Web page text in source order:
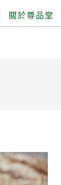
關於尊品堂